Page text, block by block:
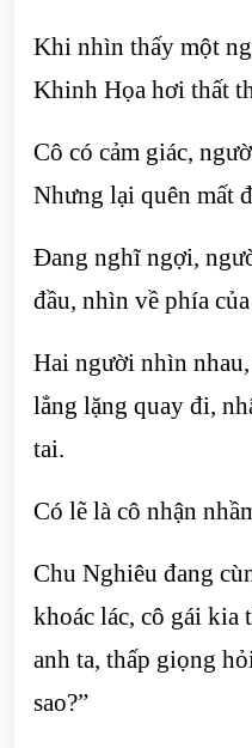
Khi nhìn thấy một
Khinh Họa hơi thất
Cô có cảm giác,
Nhưng lại quên mất
Đang nghĩ ngợi,
đầu, nhìn về phía
Hai người nhìn
lẳng lặng quay đi,
tai.
Có lẽ là cô nhận
Chu Nghiêu đang
khoác lác, cô gái kia
anh ta, thấp giọng
sao?”